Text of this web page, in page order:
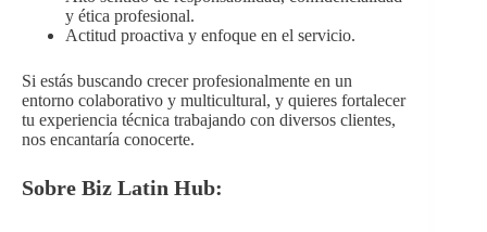
y ética profesional.
Actitud proactiva y enfoque en el servicio.
Si estás buscando crecer profesionalmente en un
entorno colaborativo y multicultural, y quieres fortalecer
tu experiencia técnica trabajando con diversos clientes,
nos encantaría conocerte.
Sobre Biz Latin Hub: